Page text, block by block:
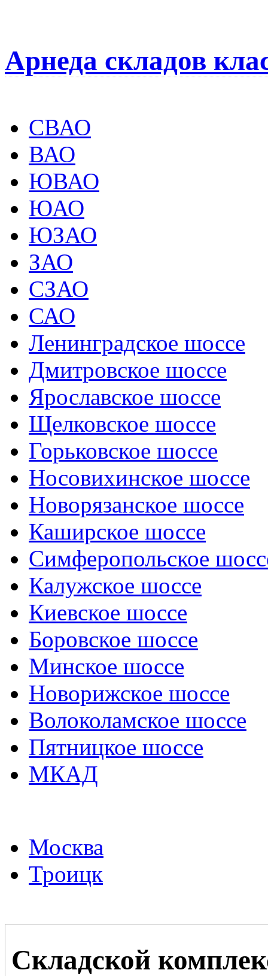
Арнеда складов
СВАО
ВАО
ЮВАО
ЮАО
ЮЗАО
ЗАО
СЗАО
САО
Ленинградское шоссе
Дмитровское шоссе
Ярославское шоссе
Щелковское шоссе
Горьковское шоссе
Носовихинское шоссе
Новорязанское шоссе
Каширское шоссе
Симферопольское
Калужское шоссе
Киевское шоссе
Боровское шоссе
Минское шоссе
Новорижское шоссе
Волоколамское шоссе
Пятницкое шоссе
МКАД
Москва
Троицк
Складской